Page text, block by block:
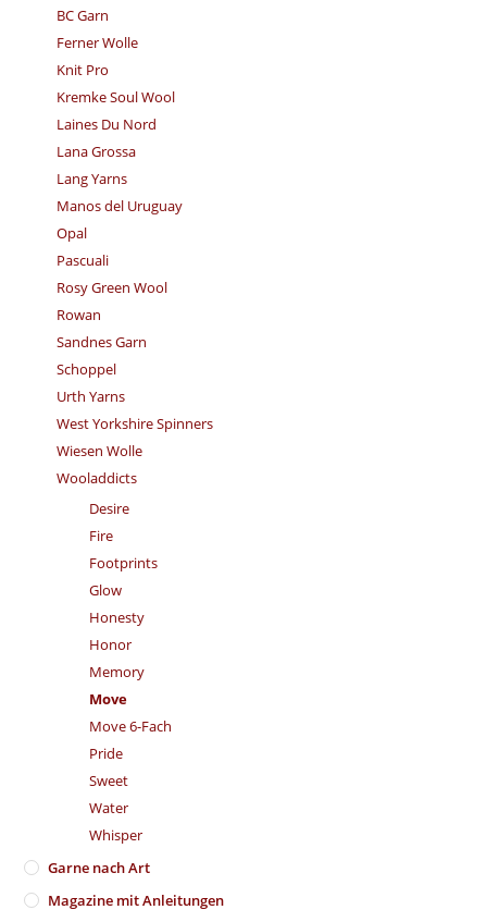
BC Garn
Ferner Wolle
Knit Pro
Kremke Soul Wool
Laines Du Nord
Lana Grossa
Lang Yarns
Manos del Uruguay
Opal
Pascuali
Rosy Green Wool
Rowan
Sandnes Garn
Schoppel
Urth Yarns
West Yorkshire Spinners
Wiesen Wolle
Wooladdicts
Desire
Fire
Footprints
Glow
Honesty
Honor
Memory
Move
Move 6-Fach
Pride
Sweet
Water
Whisper
Garne nach Art
Magazine mit Anleitungen